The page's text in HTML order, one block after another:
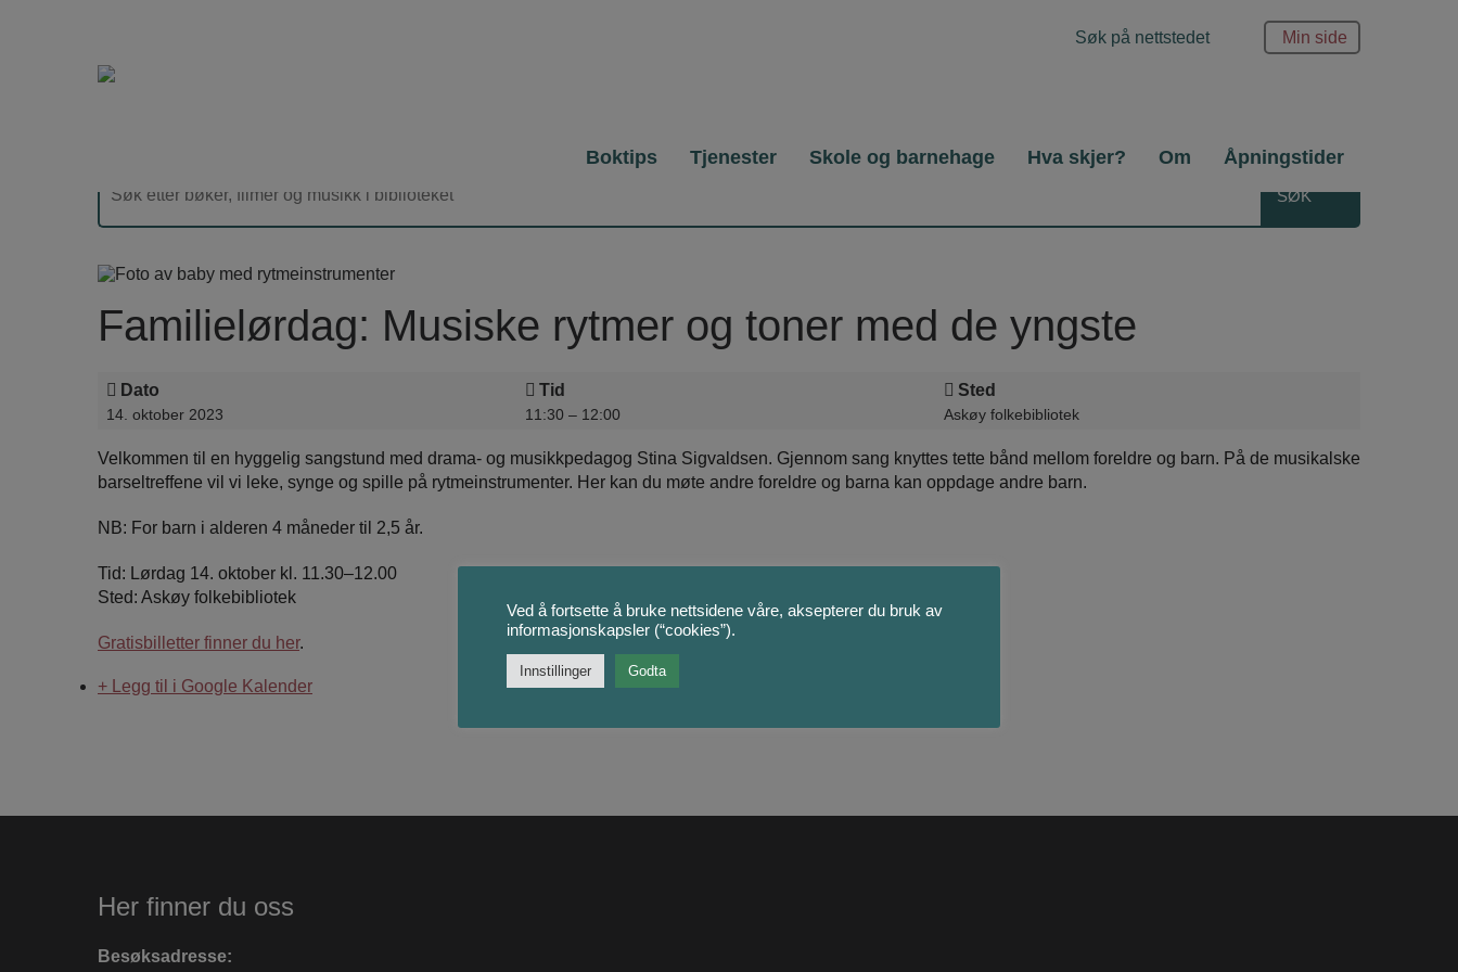
Søk
Min side
Boktips Tjenester Skole og barnehage Hva skjer? Om Åpningstider
Familielørdag: Musiske rytmer og toner med de yngste
Dato
14. oktober 2023
Tid
11:30 – 12:00
Sted
Askøy folkebibliotek
Velkommen til en hyggelig sangstund med drama- og musikkpedagog Stina Sigvaldsen. Gjennom sang knyttes tette bånd mellom foreldre og barn. På de musikalske
barseltreffene vil vi leke, synge og spille på rytmeinstrumenter. Her kan du møte andre foreldre og barna kan oppdage andre barn.
NB: For barn i alderen 4 måneder til 2,5 år.
Tid: Lørdag 14. oktober kl. 11.30–12.00
Sted: Askøy folkebibliotek
Gratisbilletter finner du her.
+ Legg til i Google Kalender
Her finner du oss
Besøksadresse:
Ved å fortsette å bruke nettsidene våre, aksepterer du bruk av
informasjonskapsler (“cookies”).
Innstillinger Godta